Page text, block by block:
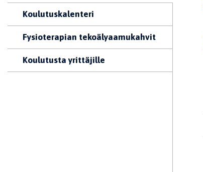
Koulutuskalenteri
Fysioterapian tekoälyaamukahvit
Koulutusta yrittäjille